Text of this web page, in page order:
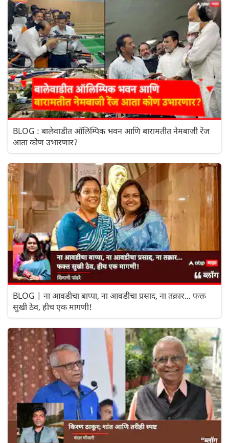
BLOG : बालेवाडीत ऑलिम्पिक भवन आणि बारामतीत नेमबाजी रेंज
आता कोण उभारणार?
BLOG | ना आवडीचा बाप्पा, ना आवडीचा प्रसाद, ना तक्रार... फक्त
सुखी ठेव, हीच एक मागणी!